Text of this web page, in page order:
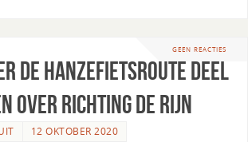
GEEN REACTIES
de Hanzefietsroute deel
over richting de Rijn
12 OKTOBER 2020